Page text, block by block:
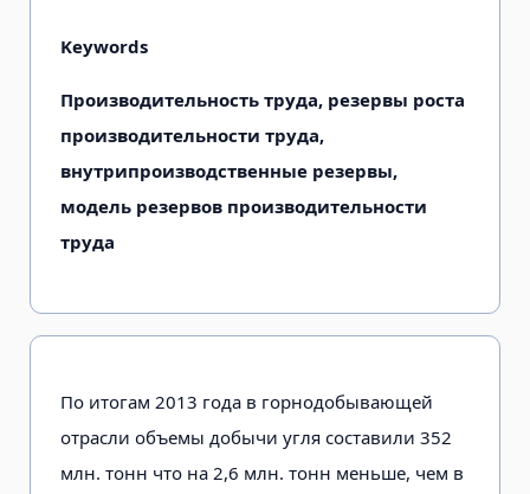
Keywords
Производительность труда, резервы роста
производительности труда,
внутрипроизводственные резервы,
модель резервов производительности
труда
По итогам 2013 года в горнодобывающей
отрасли объемы добычи угля составили 352
млн. тонн что на 2,6 млн. тонн меньше, чем в